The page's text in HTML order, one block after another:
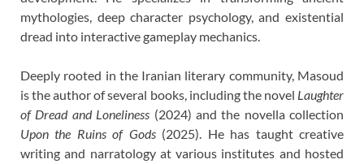
mythologies, deep character psychology, and existential
dread into interactive gameplay mechanics.
Deeply rooted in the Iranian literary community, Masoud
is the author of several books, including the novel Laughter
of Dread and Loneliness (2024) and the novella collection
Upon the Ruins of Gods(2025). He has taught creative
writing and narratology at various institutes and hosted